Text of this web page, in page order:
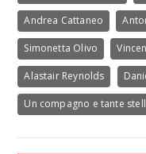
Andrea Cattaneo
Simonetta Olivo
Alastair Reynolds
Un compagno e tante